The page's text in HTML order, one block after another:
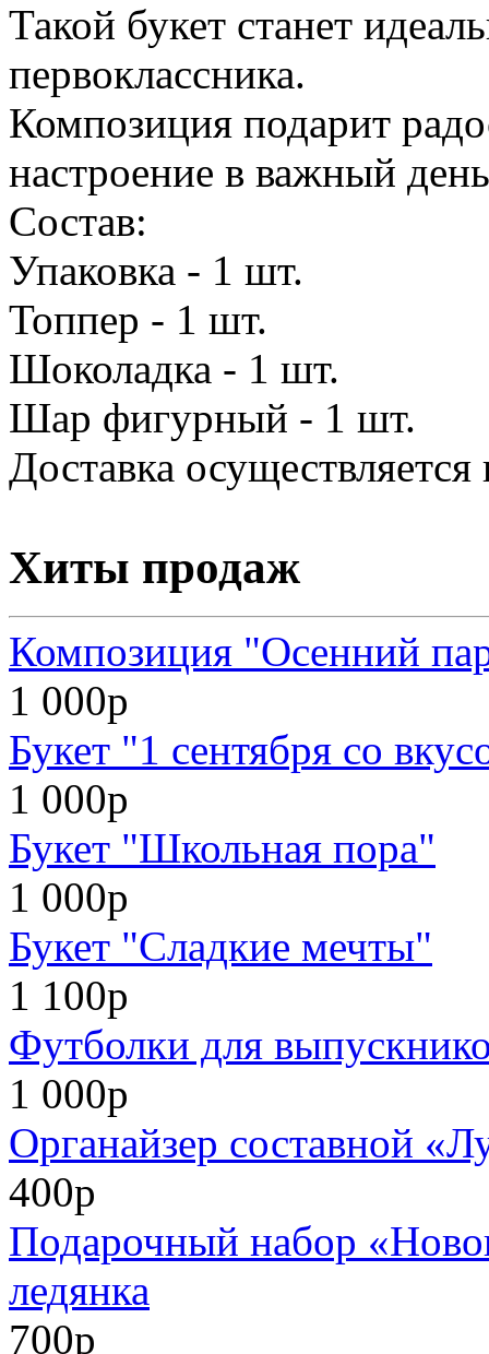
Такой букет станет
первоклассника.
Композиция подарит
настроение в важный
Состав:
Упаковка - 1 шт.
Топпер - 1 шт.
Шоколадка - 1 шт.
Шар фигурный - 1 шт.
Доставка
Хиты продаж
Композиция "Осенний
1 000р
Букет "1 сентября со
1 000р
Букет "Школьная пора"
1 000р
Букет "Сладкие мечты"
1 100р
Футболки для
1 000р
Органайзер составной
400р
Подарочный набор
ледянка
700р